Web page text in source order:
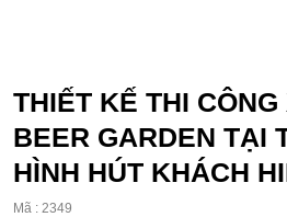
THIẾT KẾ THI
BEER GARDEN TẠI
HÌNH HÚT KHÁCH
Mã : 2349